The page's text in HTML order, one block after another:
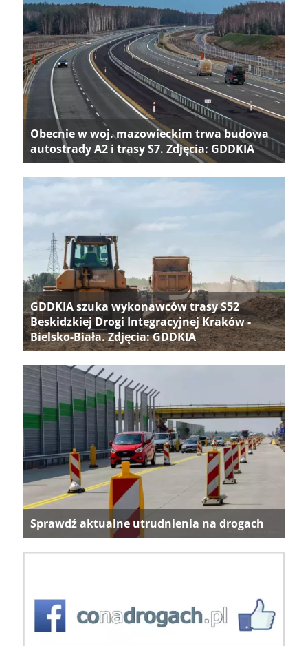
Obecnie w woj. mazowieckim trwa budowa
autostrady A2 i trasy S7. Zdjęcia: GDDKIA
GDDKIA szuka wykonawców trasy S52
Beskidzkiej Drogi Integracyjnej Kraków -
Bielsko-Biała. Zdjęcia: GDDKIA
Sprawdź aktualne utrudnienia na drogach